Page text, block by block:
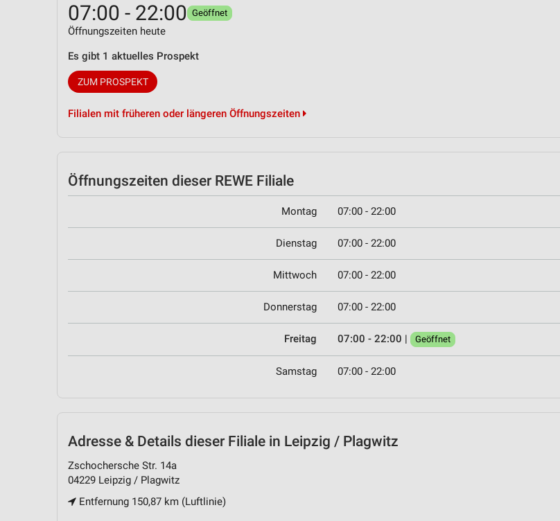
07:00 - 22:00 Geöffnet
Öffnungszeiten heute
Es gibt 1 aktuelles Prospekt
ZUM PROSPEKT
Filialen mit früheren oder längeren Öffnungszeiten
Öffnungszeiten dieser REWE Filiale
Montag 07:00 - 22:00
Dienstag 07:00 - 22:00
Mittwoch 07:00 - 22:00
Donnerstag 07:00 - 22:00
Freitag 07:00 - 22:00 | Geöffnet
Samstag 07:00 - 22:00
Adresse & Details dieser Filiale in Leipzig / Plagwitz
Zschochersche Str. 14a
04229 Leipzig / Plagwitz
Entfernung 150,87 km (Luftlinie)